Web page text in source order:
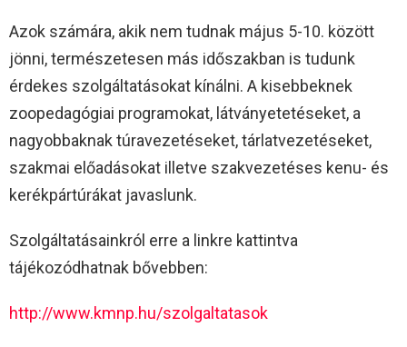
Azok számára, akik nem tudnak május 5-10. között
jönni, természetesen más időszakban is tudunk
érdekes szolgáltatásokat kínálni. A kisebbeknek
zoopedagógiai programokat, látványetetéseket, a
nagyobbaknak túravezetéseket, tárlatvezetéseket,
szakmai előadásokat illetve szakvezetéses kenu- és
kerékpártúrákat javaslunk.
Szolgáltatásainkról erre a linkre kattintva
tájékozódhatnak bővebben:
http://www.kmnp.hu/szolgaltatasok